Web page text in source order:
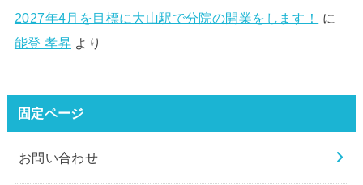
2027年4月を目標に大山駅で分院の開業をします！
に
能登 孝昇より
固定ページ
お問い合わせ